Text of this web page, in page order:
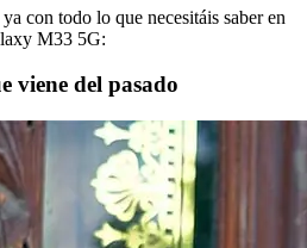
con todo lo que necesitáis saber en
M33 5G:
viene del pasado